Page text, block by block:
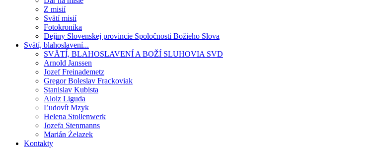
Z misií
Svätí misií
Fotokronika
Dejiny Slovenskej provincie Spoločnosti Božieho Slova
Svätí, blahoslavení...
SVÄTÍ, BLAHOSLAVENÍ A BOŽÍ SLUHOVIA SVD
Arnold Janssen
Jozef Freinademetz
Gregor Boleslav Frackoviak
Stanislav Kubista
Aloiz Liguda
Ľudovít Mzyk
Helena Stollenwerk
Jozefa Stenmanns
Marián Żelazek
Kontakty